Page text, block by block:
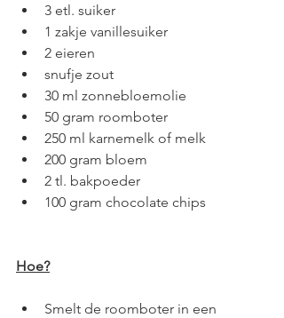
3 etl. suiker
1 zakje vanillesuiker
2 eieren
snufje zout
30 ml zonnebloemolie
50 gram roomboter
250 ml karnemelk of melk
200 gram bloem
2 tl. bakpoeder
100 gram chocolate chips
Hoe?
Smelt de roomboter in een